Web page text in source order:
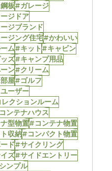
板#ガレージ
ジドア
ジブランド
ジング住宅#かわいい
ム#キット#キャビン
ズ#キャンプ用品
ン#クリーム
屋#ゴルフ
ーザー
クションルーム
ンテナハウス
型物置#コンテナ物置
収納#コンパクト物置
ド#サイクリング
ズ#サイドエントリー
ンプル